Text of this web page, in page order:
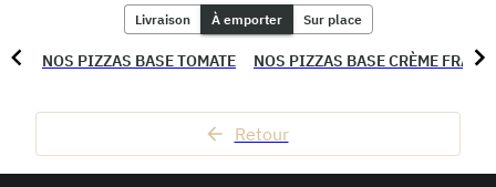
NOS PIZZAS BASE TOMATE NOS PIZZAS BASE CRÈME
Livraison À emporter Sur place
Retour